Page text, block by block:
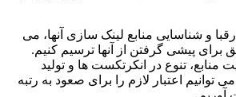
و شناسایی منابع لینک سازی آنها، می
برای پیشی گرفتن از آنها ترسیم کنیم.
منابع، تنوع در انکرتکست ها و تولید
توانیم اعتبار لازم را برای صعود به رتبه